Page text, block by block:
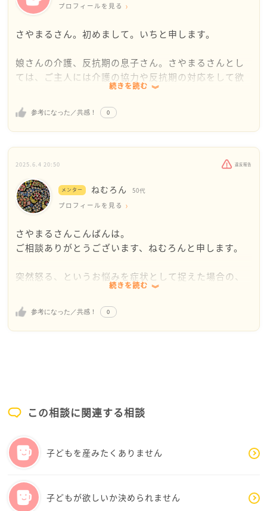
プロフィールを見る
さやまるさん。初めまして。いちと申します。
娘さんの介護、反抗期の息子さん。さやまるさんとし
ては、ご主人には介護の協力や反抗期の対応をして欲
しいですよね。厄介な長男みたいになってて本当にし
んどいですね。
私が思った事なので、当てはまらないかもしれないで
すが、まず、ご主人は、男性の更年期障害とかあるか
もですよね。男性も症状がきつく出る人もいるみたい
です。性格や特性とか言うと、病院へ行ってくれない
かもなので、男性更年期じゃないかな？と病院で診察
してもらうようにお話ししてみるとかどうでしょう
るきっかけになるかもしれないです。
不安なのだと思います。うまく言えないだけとか。だ
から、息子さんに反抗的な態度されると、キレてしま
う。息子さんまでが、自分の手に負えないかんじが不
安なのかなと思います。
不安になると、攻撃的になってしまう人っています。
よね。いつまでも子どもと言うか…
さやまるさんご家族皆んなで、かまってあげると落ち
着くかもです。息子さんはイヤでしょうが…
我が家も夫が子どもぽいところがあり、子どもにばか
言い出した事がありました。さやまるさんのご主人も
そんな事いいますよね。
続きを読む
参考になった／共感！ 0
2025.6.4 20:50 違反報告
メンター ねむろん 50代
プロフィールを見る
さやまるさんこんばんは。
ご相談ありがとうございます、ねむろんと申します。
突然怒る、というお悩みを症状として捉えた場合の、
ありうる可能性について書かせていただきますね。
突然怒りの感情が爆発するという症状の精神科疾患
に、間欠性爆発症というものがあります。ご自身でも
拝見したお言葉からは「昔から」となっていますの
症の症状にも易怒性、というものがあります。
不足はだれでもイライラしやすくなったりしますの
で、怒りやすいという事につながると思います。
続きを読む
参考になった／共感！ 0
この相談に関連する相談
子どもを産みたくありません
子どもが欲しいか決められません